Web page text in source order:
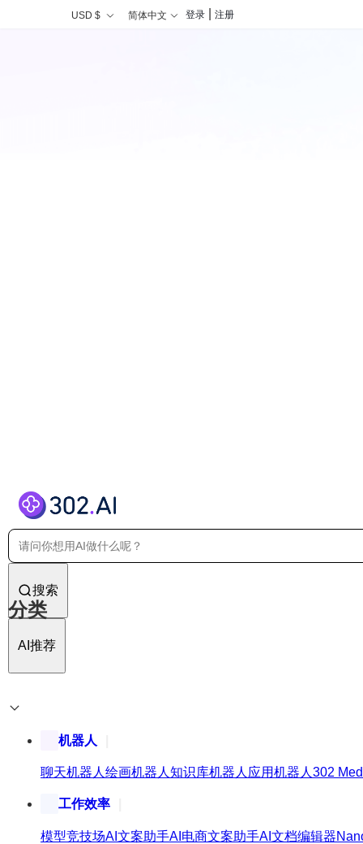
USD $ 简体中文 登录 注册
搜索
AI推荐
分类
机器人
聊天机器人 绘画机器人 知识库机器人 应用机器人 302
工作效率
模型竞技场AI文案助手AI电商文案助手AI文档编辑器